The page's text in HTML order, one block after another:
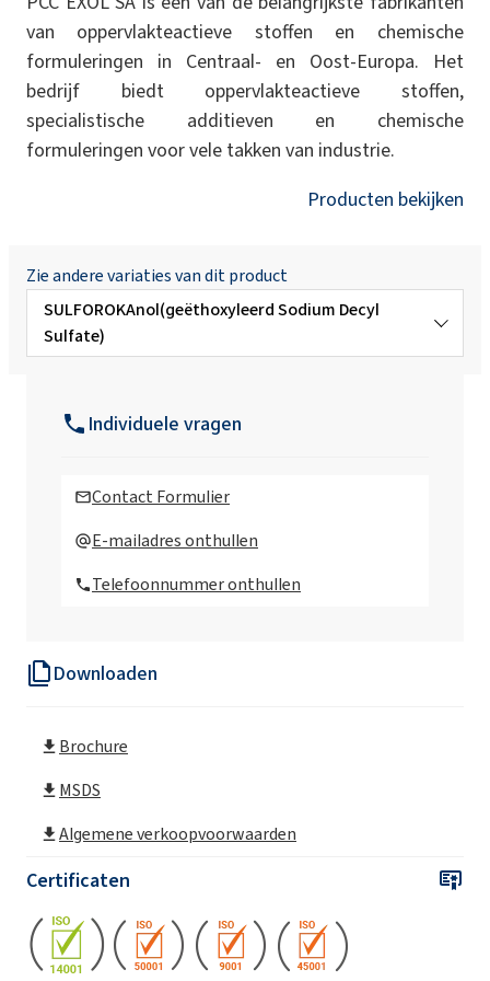
Downloaden
Brochure
MSDS
Algemene verkoopvoorwaarden
Certificaten
van oppervlakteactieve stoffen en chemische
formuleringen in Centraal- en Oost-Europa. Het
bedrijf biedt oppervlakteactieve stoffen,
specialistische additieven en chemische
formuleringen voor vele takken van industrie.
Producten bekijken
Zie andere variaties van dit product
SULFOROKAnol(geëthoxyleerd Sodium Decyl
Sulfate)
SULFOROKAnol® L170/1 MB (Natrium C12-
SULFOROKAnol® L227/1 MB (Natrium C12-
SULFOROKAnol® L270/1 MB (Natrium C12-
SULFOROKAnol® L270/1A MB (Natrium C12-
Laureth Sulfaat)
Individuele vragen
Contact Formulier
E-mailadres onthullen
Telefoonnummer onthullen